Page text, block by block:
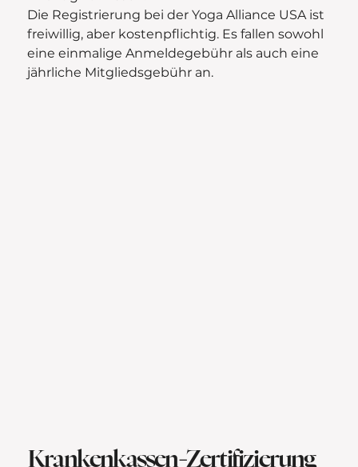
Die Registrierung bei der Yoga Alliance USA ist
freiwillig, aber kostenpflichtig. Es fallen sowohl
eine einmalige Anmeldegebühr als auch eine
jährliche Mitgliedsgebühr an.
Krankenkassen-Zertifizierung